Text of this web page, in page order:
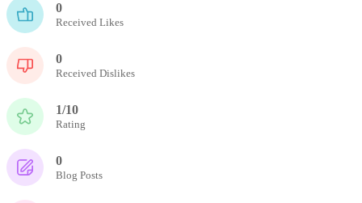
0
Received Likes
0
Received Dislikes
1/10
Rating
0
Blog Posts